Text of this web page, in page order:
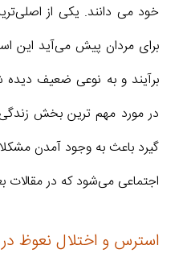
خود می ‌دانند. یکی از
برای مردان پیش می‌آید این
برآیند و به نوعی ضعیف دیده
در مورد مهم ترین بخش
گیرد باعث به وجود آمدن
اجتماعی می‌شود که در مقالات
استرس و اختلال نعوظ